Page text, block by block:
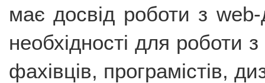
має досвід роботи з
необхідності для роботи
фахівців, програмістів,